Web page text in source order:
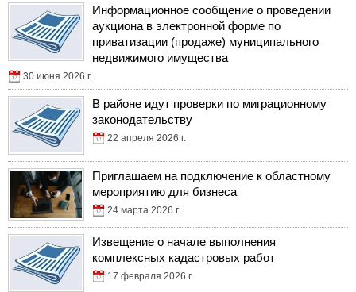
Информационное сообщение о проведении
аукциона в электронной форме по
приватизации (продаже) муниципального
недвижимого имущества
30 июня 2026 г.
В районе идут проверки по миграционному
законодательству
22 апреля 2026 г.
Приглашаем на подключение к областному
мероприятию для бизнеса
24 марта 2026 г.
Извещение о начале выполнения
комплексных кадастровых работ
17 февраля 2026 г.